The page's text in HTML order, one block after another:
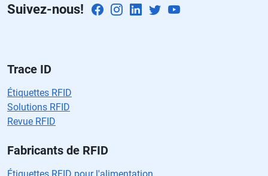
o
o.
Suivez-nous!
Trace ID
Étiquettes RFID
Solutions RFID
Revue RFID
Fabricants de RFID